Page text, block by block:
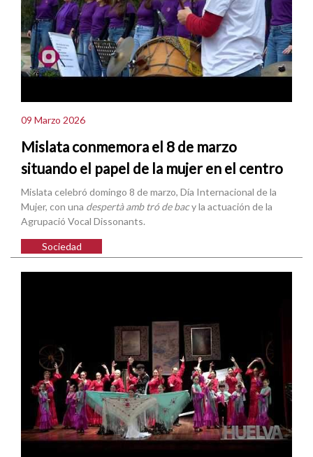
09 Marzo 2026
Mislata conmemora el 8 de marzo
situando el papel de la mujer en el centro
Mislata celebró domingo 8 de marzo, Día Internacional de la
Mujer, con una despertà amb tró de bacy la actuación de la
Agrupació Vocal Dissonants.
Sociedad